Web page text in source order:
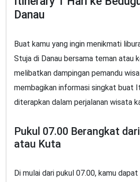
Danau
Buat kamu yang ingin menikmati
Stuja di Danau bersama teman atau
melibatkan dampingan pemandu
membagikan informasi singkat buat
diterapkan dalam perjalanan wisata
Pukul 07.00 Berangkat
atau Kuta
Di mulai dari pukul 07.00, kamu